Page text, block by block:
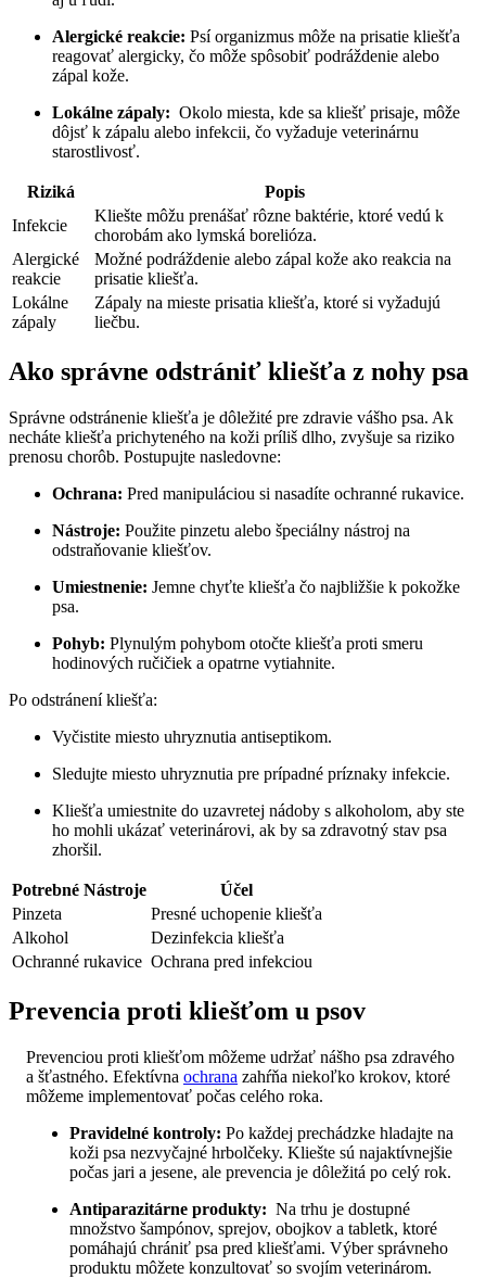
Alergické ⁤reakcie: Psí organizmus môže na prisatie kliešťa
reagovať alergicky, čo ‌môže spôsobiť ‍podráždenie alebo
zápal⁤ kože.
Lokálne zápaly: ‍ Okolo miesta, ⁢kde sa⁣ kliešť prisaje, môže
dôjsť k zápalu ⁤alebo infekcii, čo⁢ vyžaduje veterinárnu
starostlivosť.
Riziká
Popis
Infekcie
Kliešte môžu prenášať rôzne baktérie, ktoré vedú k
chorobám ⁤ako lymská ⁣borelióza.
Alergické
reakcie
Možné‍ podráždenie ⁤alebo zápal kože ako‍ reakcia na
prisatie kliešťa.
Lokálne
zápaly
Zápaly na mieste ‌prisatia kliešťa, ktoré si vyžadujú
liečbu.
Ako správne‌ odstrániť kliešťa z nohy psa
Správne ⁣odstránenie kliešťa‌ je​ dôležité pre zdravie ⁣vášho psa. Ak
necháte kliešťa ‌prichyteného na ⁤koži príliš dlho, zvyšuje sa ‌riziko
prenosu chorôb. Postupujte nasledovne:
Ochrana: Pred manipuláciou si‌ nasadíte ochranné​ rukavice.
Nástroje: Použite‍ pinzetu⁤ alebo špeciálny‍ nástroj na
odstraňovanie​ kliešťov.
Umiestnenie: Jemne chyťte kliešťa​ čo najbližšie ⁢k pokožke
psa.
Pohyb: Plynulým​ pohybom otočte kliešťa proti smeru
hodinových ručičiek a opatrne‍ vytiahnite.
Po​ odstránení kliešťa:
Vyčistite ⁢miesto uhryznutia antiseptikom.
Sledujte miesto uhryznutia pre prípadné príznaky infekcie.
Kliešťa⁢ umiestnite do uzavretej nádoby s⁢ alkoholom,⁢ aby ste
ho ​mohli ukázať veterinárovi, ak by sa zdravotný stav psa
‌zhoršil.
Potrebné Nástroje
Účel
Pinzeta
Presné ⁤uchopenie kliešťa
Alkohol
Dezinfekcia ⁢kliešťa
Ochranné rukavice Ochrana ‌pred infekciou
Prevencia proti kliešťom u psov
Prevenciou​ proti kliešťom môžeme udržať nášho psa zdravého
⁢a šťastného. ⁢Efektívna ochrana zahŕňa ‌niekoľko krokov,​ ktoré
môžeme implementovať počas celého ⁤roka.
Pravidelné kontroly: Po každej prechádzke hladajte ⁤na
koži⁤ psa ‌nezvyčajné​ hrbolčeky. Kliešte sú najaktívnejšie
počas jari​ a jesene, ⁢ale prevencia je‌ dôležitá po⁤ celý rok.
Antiparazitárne produkty: ⁢ Na trhu je dostupné
množstvo šampónov, sprejov, obojkov⁣ a tabletk, ⁤ktoré
pomáhajú​ chrániť psa pred kliešťami. ‍Výber správneho
produktu​ môžete konzultovať⁤ so svojím veterinárom.